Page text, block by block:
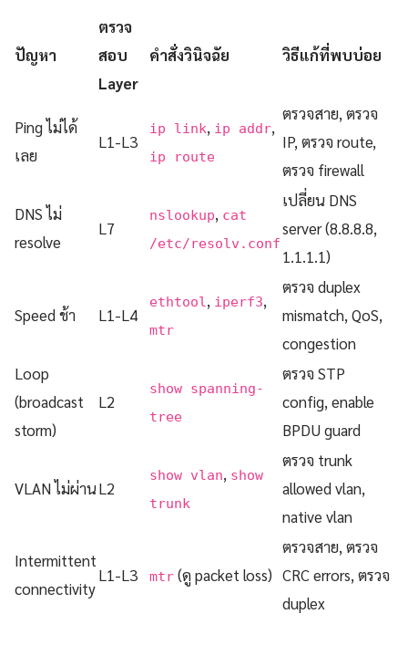
ปัญหา
ตรวจ
สอบ
Layer
คำสั่งวินิจฉัย วิธีแก้ที่พบบ่อย
Ping ไม่ได้
เลย
L1-L3
ip link, ip addr,
ip route
ตรวจสาย, ตรวจ
IP, ตรวจ route,
ตรวจ firewall
DNS ไม่
resolve
L7
nslookup, cat
/etc/resolv.conf
เปลี่ยน DNS
server (8.8.8.8,
1.1.1.1)
Speed ช้า L1-L4
ethtool , iperf3,
mtr
ตรวจ duplex
mismatch, QoS,
congestion
Loop
(broadcast
storm)
L2
show spanning-
tree
ตรวจ STP
config, enable
BPDU guard
VLAN ไม่ผ่านL2
show vlan, show
trunk
ตรวจ trunk
allowed vlan,
native vlan
Intermittent
connectivity
L1-L3 mtr (ดู packet loss)
ตรวจสาย, ตรวจ
CRC errors, ตรวจ
duplex